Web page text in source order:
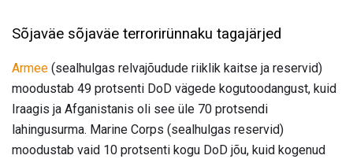
Sõjaväe sõjaväe terrorirünnaku tagajärjed
Armee (sealhulgas relvajõudude riiklik kaitse ja reservid)
moodustab 49 protsenti DoD vägede kogutoodangust, kuid
Iraagis ja Afganistanis oli see üle 70 protsendi
lahingusurma. Marine Corps (sealhulgas reservid)
moodustab vaid 10 protsenti kogu DoD jõu, kuid kogenud